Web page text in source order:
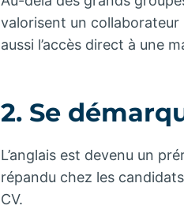
valorisent un collaborateur
aussi l’accès direct à une
2. Se
L’anglais est devenu un
répandu chez les
CV.